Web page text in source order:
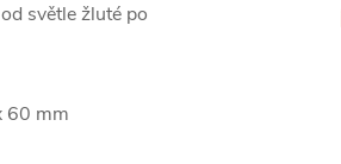
světle žluté po
60 mm